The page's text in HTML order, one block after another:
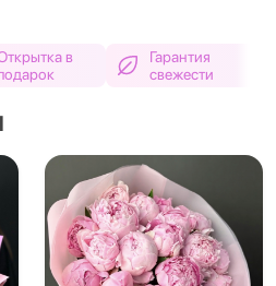
в
Гарантия
свежести